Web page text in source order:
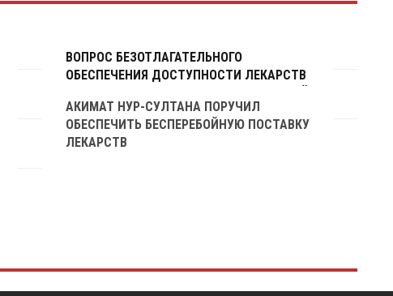
ВОПРОС БЕЗОТЛАГАТЕЛЬНОГО
ОБЕСПЕЧЕНИЯ ДОСТУПНОСТИ ЛЕКАРСТВ
АКИМАТ НУР-СУЛТАНА ПОРУЧИЛ
ОБЕСПЕЧИТЬ БЕСПЕРЕБОЙНУЮ ПОСТАВКУ
ЛЕКАРСТВ